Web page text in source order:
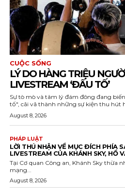
CUỘC SỐNG
LÝ DO HÀNG TRIỆU
LIVESTREAM ‘ĐẤU TỐ’
Sự tò mò và tâm lý đám đông đang
tố", cãi vã thành những sự kiện thu hút
August 8, 2026
PHÁP LUẬT
LỜI THÚ NHẬN VỀ MỤC ĐÍCH PHÍA
LIVESTREAM CỦA KHÁNH SKY, HỒ
Tại Cơ quan Công an, Khánh Sky thừa
mạng...
August 8, 2026